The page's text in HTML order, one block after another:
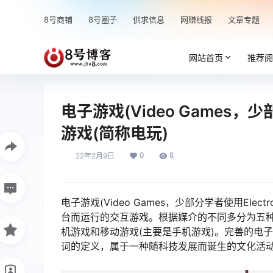
8号商铺 8号圈子 供求信息 网赚线报 文章专题
网站首页 推荐
电子游戏(Video Games，少
游戏(简称电玩)
22年2月9日 0 8
电子游戏(Video Games，少部分学者使用
台而运行的交互游戏。根据媒介的不同多分为
机游戏和移动游戏(主要是手机游戏)。完善的电
词的定义，属于一种随科技发展而诞生的文化活